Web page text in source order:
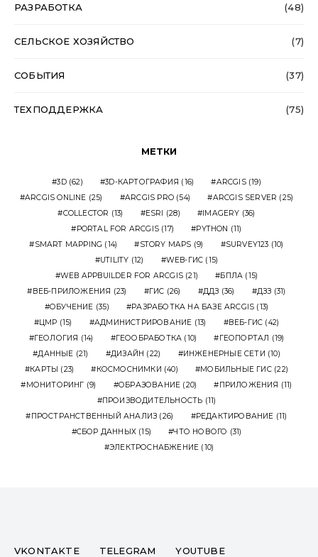
РАЗРАБОТКА (48)
СЕЛЬСКОЕ ХОЗЯЙСТВО (7)
СОБЫТИЯ (37)
ТЕХПОДДЕРЖКА (75)
МЕТКИ
3D(62) 3D-КАРТОГРАФИЯ (16) ARCGIS(19)
ARCGIS ONLINE (25) ARCGIS PRO (54) ARCGIS SERVER (25)
COLLECTOR (13) ESRI (28) IMAGERY (36)
PORTAL FOR ARCGIS (17) PYTHON (11)
SMART MAPPING (14) STORY MAPS (9) SURVEY123 (10)
UTILITY (12) WEB-ГИС (15)
WEB APPBUILDER FOR ARCGIS(21) БПЛА (15)
ВЕБ-ПРИЛОЖЕНИЯ (23) ГИС (26) ДДЗ (36) ДЗЗ (31)
ОБУЧЕНИЕ (35) РАЗРАБОТКА НА БАЗЕ ARCGIS (13)
ЦМР (15) АДМИНИСТРИРОВАНИЕ (13) ВЕБ-ГИС (42)
ГЕОЛОГИЯ (14) ГЕООБРАБОТКА (10) ГЕОПОРТАЛ (19)
ДАННЫЕ (21) ДИЗАЙН (22) ИНЖЕНЕРНЫЕ СЕТИ (10)
КАРТЫ (23) КОСМОСНИМКИ (40) МОБИЛЬНЫЕ ГИС(22)
МОНИТОРИНГ (9) ОБРАЗОВАНИЕ (20) ПРИЛОЖЕНИЯ (11)
ПРОИЗВОДИТЕЛЬНОСТЬ (11)
ПРОСТРАНСТВЕННЫЙ АНАЛИЗ (26) РЕДАКТИРОВАНИЕ (11)
СБОР ДАННЫХ (15) ЧТО НОВОГО (31)
ЭЛЕКТРОСНАБЖЕНИЕ (10)
VKONTAKTE TELEGRAM YOUTUBE